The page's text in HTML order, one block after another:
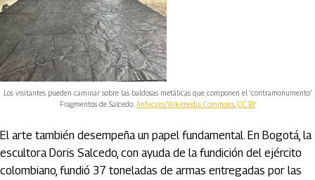
Los visitantes pueden caminar sobre las baldosas metálicas que componen el ‘contramonumento’
Fragmentos de Salcedo. Anfecaro/Wikimedia Commons, CC BY
El arte también desempeña un papel fundamental. En Bogotá, la
escultora Doris Salcedo, con ayuda de la fundición del ejército
colombiano, fundió 37 toneladas de armas entregadas por las